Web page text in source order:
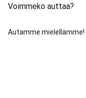
Voimmeko auttaa?
Autamme mielellämme!